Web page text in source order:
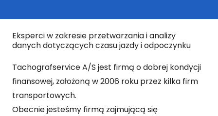
Eksperci w zakresie przetwarzania i analizy
danych dotyczących czasu jazdy i odpoczynku
Tachografservice A/S jest firmą o dobrej kondycji
finansowej, założoną w 2006 roku przez kilka firm
transportowych.
Obecnie jesteśmy firmą zajmującą się